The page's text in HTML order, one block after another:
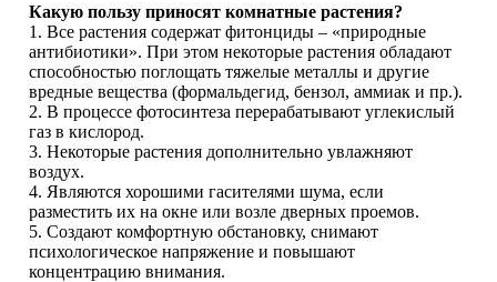
Какую пользу приносят комнатные растения?
1. Все растения содержат фитонциды – «природные
антибиотики». При этом некоторые растения обладают
способностью поглощать тяжелые металлы и другие
вредные вещества (формальдегид, бензол, аммиак и пр.).
2. В процессе фотосинтеза перерабатывают углекислый
газ в кислород.
3. Некоторые растения дополнительно увлажняют
воздух.
4. Являются хорошими гасителями шума, если
разместить их на окне или возле дверных проемов.
5. Создают комфортную обстановку, снимают
психологическое напряжение и повышают
концентрацию внимания.